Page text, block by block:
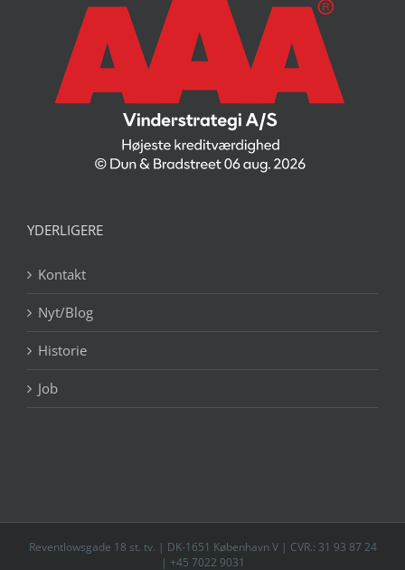
YDERLIGERE
Kontakt
Nyt/Blog
Historie
Job
Reventlowsgade 18 st. tv. | DK-1651 København V | CVR.: 31 93 87 24
| +45 7022 9031